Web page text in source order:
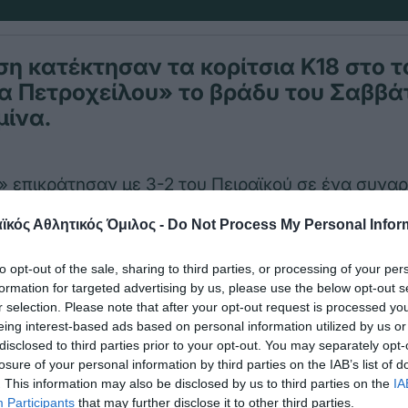
Αθλητικός Όμιλος - Do Not Process My Personal
opt-out of the sale, sharing to third parties, or processing of your
for targeted advertising by us, please use the below opt-out
selection. Please note that after your opt-out request is processed
interest-based ads based on personal information utilized by us
to third parties prior to your opt-out. You may separately
of your personal information by third parties on the IAB’s list of
This information may also be disclosed by us to third parties on the
Participants that may further disclose it to other third parties.
κατέκτησαν τα κορίτσια Κ18 στο
Πετροχείλου» το βράδυ του
επικράτησαν με 3-2 του Πειραϊκού σε ένα
η ισοφάριση σε 2-2 που οδήγησε τον αγώνα στο
μπήκε αποφασισμένο και πήρε τελικά